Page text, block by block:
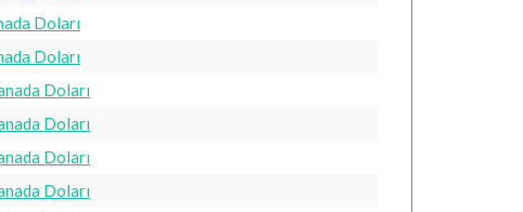
Doları
Doları
Doları
Doları
Doları
Doları